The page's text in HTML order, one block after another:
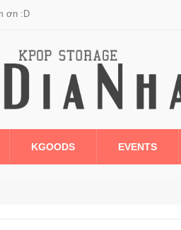
ơn :D
KGOODS EVENTS